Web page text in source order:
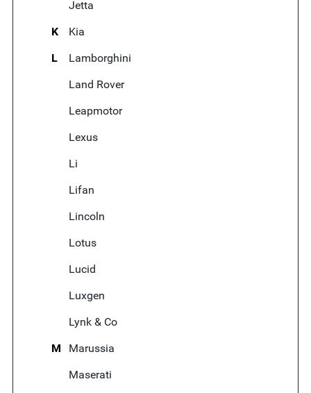
Jetta
K
Kia
L
Lamborghini
Land Rover
Leapmotor
Lexus
Li
Lifan
Lincoln
Lotus
Lucid
Luxgen
Lynk & Co
M
Marussia
Maserati